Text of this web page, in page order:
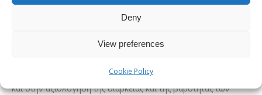
Deny
View preferences
Cookie Policy
έναν συνδυασμό λήψης ιατρικού ιστορικού, κλινικής εξέτασης
και απεικονιστικών εξετάσεων. Πιο συγκεκριμένα, η
διαδικασία ξεκινά με τη λήψη λεπτομερούς ιατρικού
νοσημάτων που σχετίζονται με την εκδήλωση της πάθησης
και στην αξιολόγηση της διάρκειας και της βαρύτητας των